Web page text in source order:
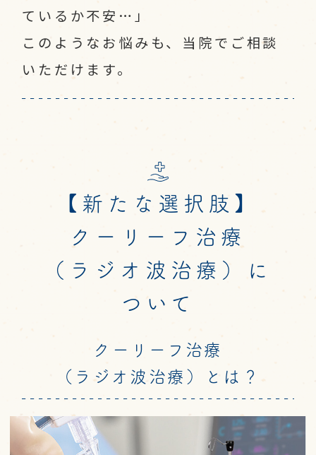
ているか不安…」
このようなお悩みも、当院でご相談
いただけます。
【新たな選択肢】
クーリーフ治療
（ラジオ波治療）
に
ついて
クーリーフ治療
（ラジオ波治療）とは？